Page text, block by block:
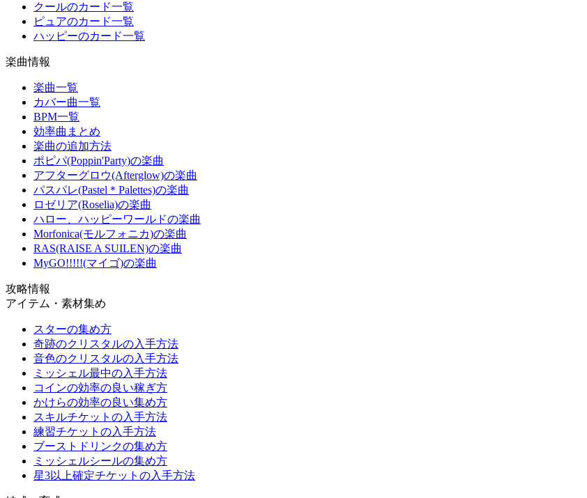
クールのカード一覧
ピュアのカード一覧
ハッピーのカード一覧
楽曲情報
楽曲一覧
カバー曲一覧
BPM一覧
効率曲まとめ
楽曲の追加方法
ポピパ(Poppin'Party)の楽曲
アフターグロウ(Afterglow)の楽曲
パスパレ(Pastel＊Palettes)の楽曲
ロゼリア(Roselia)の楽曲
ハロー、ハッピーワールドの楽曲
Morfonica(モルフォニカ)の楽曲
RAS(RAISE A SUILEN)の楽曲
MyGO!!!!!(マイゴ)の楽曲
攻略情報
アイテム・素材集め
スターの集め方
奇跡のクリスタルの入手方法
音色のクリスタルの入手方法
ミッシェル最中の入手方法
コインの効率の良い稼ぎ方
かけらの効率の良い集め方
スキルチケットの入手方法
練習チケットの入手方法
ブーストドリンクの集め方
ミッシェルシールの集め方
星3以上確定チケットの入手方法